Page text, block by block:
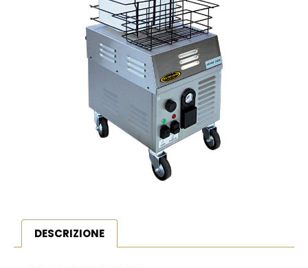
DESCRIZIONE